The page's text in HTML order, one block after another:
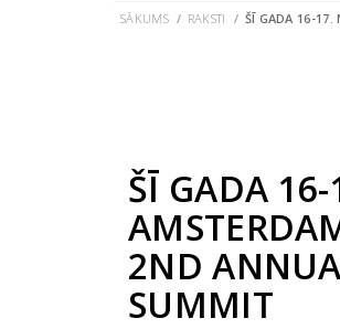
SĀKUMS RAKSTI ŠĪ GADA 16-17.
ŠĪ GADA
2ND
SUMMIT